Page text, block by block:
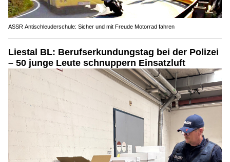
ASSR Antischleuderschule: Sicher und mit Freude Motorrad fahren
Liestal BL: Berufserkundungstag bei der Polizei
– 50 junge Leute schnuppern Einsatzluft